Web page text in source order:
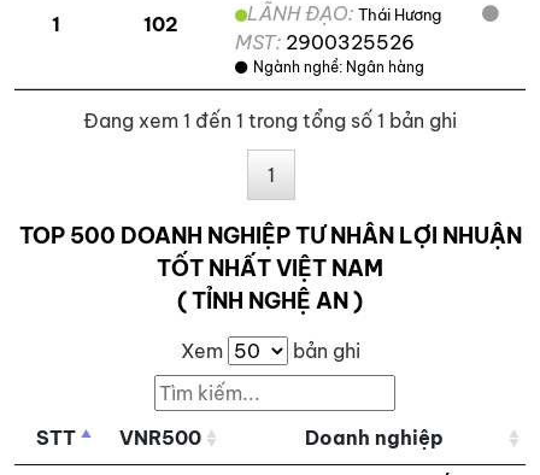
1 102
LÃNH ĐẠO: Thái Hương
MST: 2900325526
Ngành nghề: Ngân hàng
Đang xem 1 đến 1 trong tổng số 1 bản ghi
1
TOP 500 DOANH NGHIỆP TƯ NHÂN LỢI NHUẬN
TỐT NHẤT VIỆT NAM
( TỈNH NGHỆ AN )
Xem bản ghi
STT VNR500 Doanh nghiệp